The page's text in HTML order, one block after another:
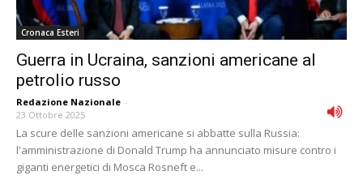
Cronaca Esteri
Guerra in Ucraina, sanzioni americane al
petrolio russo
Redazione Nazionale -
23 Ottobre 2025
La scure delle sanzioni americane si abbatte sulla Russia:
l'amministrazione di Donald Trump ha annunciato misure contro i
giganti energetici di Mosca Rosneft e...